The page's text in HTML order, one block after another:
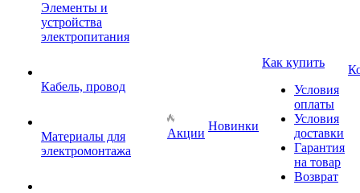
Элементы и
устройства
электропитания
Кабель, провод
Материалы для
электромонтажа
Акции
Новинки
Как купить
Условия
оплаты
Условия
доставки
Гарантия
на товар
Возврат